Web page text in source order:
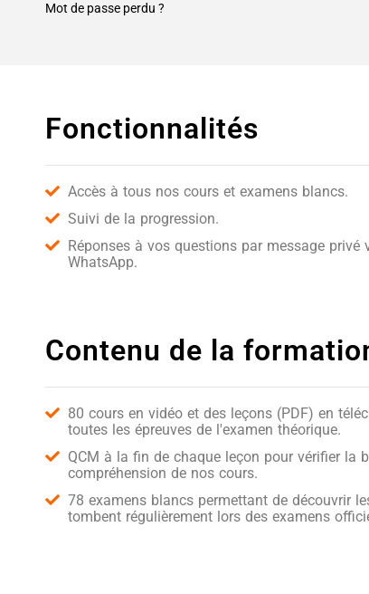
Mot de passe perdu ?
Fonctionnalités
Accès à tous nos cours et examens blancs.
Suivi de la progression.
Réponses à vos questions par message privé
WhatsApp.
Contenu de la
80 cours en vidéo et des leçons (PDF) en
toutes les épreuves de l'examen théorique.
QCM à la fin de chaque leçon pour vérifier la
compréhension de nos cours.
78 examens blancs permettant de découvrir
tombent régulièrement lors des examens